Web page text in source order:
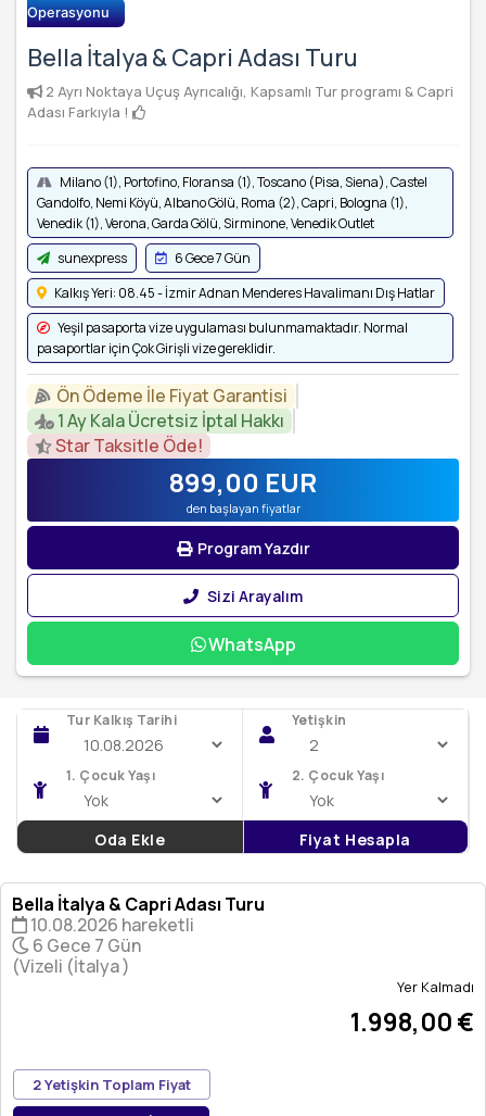
Operasyonu
Bella İtalya & Capri Adası Turu
2 Ayrı Noktaya Uçuş Ayrıcalığı, Kapsamlı Tur programı & Capri
Adası Farkıyla !
Milano (1), Portofino, Floransa (1), Toscano (Pisa, Siena), Castel
Gandolfo, Nemi Köyü, Albano Gölü, Roma (2), Capri, Bologna (1),
Venedik (1), Verona, Garda Gölü, Sirminone, Venedik Outlet
sunexpress
6 Gece 7 Gün
Kalkış Yeri: 08.45 - İzmir Adnan Menderes Havalimanı Dış Hatlar
Yeşil pasaporta vize uygulaması bulunmamaktadır. Normal
pasaportlar için Çok Girişli vize gereklidir.
Ön Ödeme İle Fiyat Garantisi
1 Ay Kala Ücretsiz İptal Hakkı
Star Taksitle Öde!
899,00 EUR
den başlayan fiyatlar
Program Yazdır
Sizi Arayalım
WhatsApp
Tur Kalkış Tarihi Yetişkin
1. Çocuk Yaşı 2. Çocuk Yaşı
Oda Ekle Fiyat Hesapla
Bella İtalya & Capri Adası Turu
10.08.2026 hareketli
6 Gece 7 Gün
(Vizeli (İtalya )
Yer Kalmadı
1.998,00€
2 Yetişkin Toplam Fiyat